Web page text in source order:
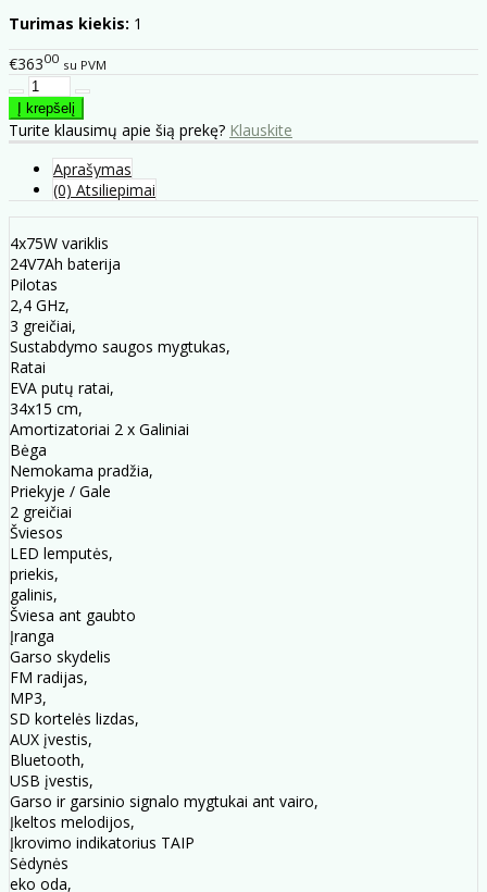
Turimas kiekis: 1
€36300 su PVM
Turite klausimų apie šią prekę? Klauskite
Aprašymas
(0) Atsiliepimai
4x75W variklis
24V7Ah baterija
Pilotas
2,4 GHz,
3 greičiai,
Sustabdymo saugos mygtukas,
Ratai
EVA putų ratai,
34x15 cm,
Amortizatoriai 2 x Galiniai
Bėga
Nemokama pradžia,
Priekyje / Gale
2 greičiai
Šviesos
LED lemputės,
priekis,
galinis,
Šviesa ant gaubto
Įranga
Garso skydelis
FM radijas,
MP3,
SD kortelės lizdas,
AUX įvestis,
Bluetooth,
USB įvestis,
Garso ir garsinio signalo mygtukai ant vairo,
Įkeltos melodijos,
Įkrovimo indikatorius TAIP
Sėdynės
eko oda,